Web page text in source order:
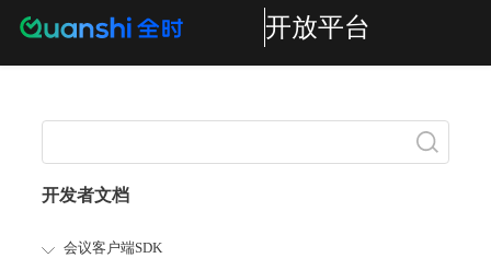
开放平台
开发者文档
会议客户端SDK